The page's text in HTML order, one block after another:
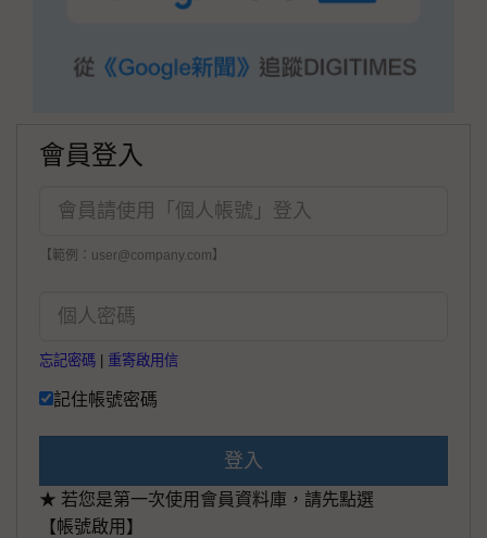
會員登入
【範例：user@company.com】
忘記密碼 重寄啟用信
記住帳號密碼
登入
★ 若您是第一次使用會員資料庫，請先點選
【帳號啟用】